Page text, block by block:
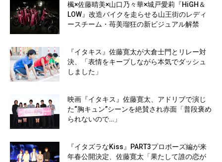
楓×佐藤晴美×山口乃々華×城戸愛莉『HiGH＆
LOW』改造バイクを走らせる山王街のレディ
ースチーム・苺美瑠狂の新ビジュアル解禁
『イタキス』佐藤寛太が大倉士門とリレー対
決、「表情をキープしながら本気でダッシュ
しました」
映画『イタキス』佐藤寛太、アドリブで演じ
た“胸キュン”シーンを絶賛され赤面「普段褒め
られないので…」
『イタズラなKiss』PART3プロポーズ編が来
年春公開決定、佐藤寛太「果たして誰の恋が